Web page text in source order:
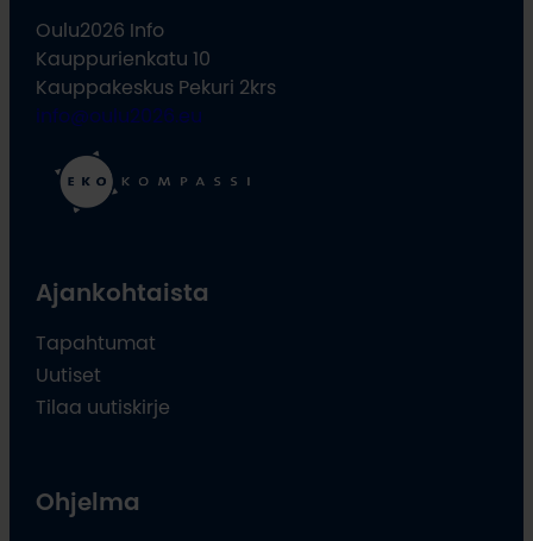
Oulu2026 Info
Kauppurienkatu 10
Kauppakeskus Pekuri 2krs
info@oulu2026.eu
Ajankohtaista
Tapahtumat
Uutiset
Tilaa uutiskirje
Ohjelma